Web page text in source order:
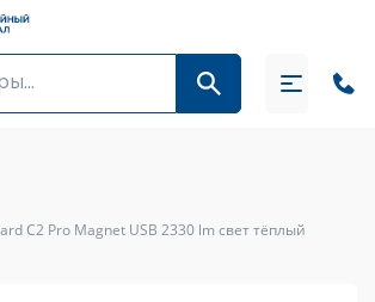
C2 Pro Magnet USB 2330 lm свет тёплый